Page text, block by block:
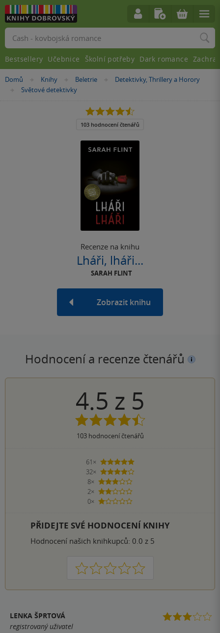
Nacházíte
Domů »Knihy »Beletrie »
Detektivky, Thrillery a Horory
»
Světové detektivky
Recenze na knihu
Lháři, lháři...
SARAH FLINT
Zobrazit knihu
4.5
z
5
103 hodnocení čtenářů
Hodnocení a recenze čtenářů
4.5 z 5
103hodnocení čtenářů
61×
5 hvězdiček
32×
4 hvězdičky
8×
3 hvězdičky
2×
2 hvězdičky
0×
1 hvezdička
PŘIDEJTE SVÉ HODNOCENÍ KNIHY
Hodnocení našich knihkupců: 0.0 z 5
1 2 3 4 5
LENKA ŠPRTOVÁ
registrovaný uživatel
Vyhledávání
Bestsellery Učebnice Školní potřeby Dark romance